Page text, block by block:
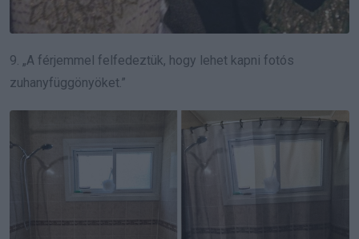
9. „A férjemmel felfedeztük, hogy lehet kapni fotós
zuhanyfüggönyöket.”